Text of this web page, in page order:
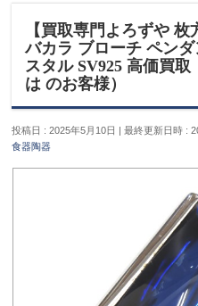
【買取専門よろずや
バカラ ブローチ ペン
スタル SV925 高価買
は のお客様）
投稿日 : 2025年5月10日 最終更新日時 :
食器陶器